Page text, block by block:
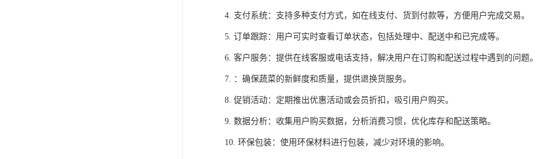
4. 支付系统：支持多种支付方式，如在线支付、货到付款等，方便用户完成交易。
5. 订单跟踪：用户可实时查看订单状态，包括处理中、配送中和已完成等。
6. 客户服务：提供在线客服或电话支持，解决用户在订购和配送过程中遇到的问题。
7. ：确保蔬菜的新鲜度和质量，提供退换货服务。
8. 促销活动：定期推出优惠活动或会员折扣，吸引用户购买。
9. 数据分析：收集用户购买数据，分析消费习惯，优化库存和配送策略。
10. 环保包装：使用环保材料进行包装，减少对环境的影响。